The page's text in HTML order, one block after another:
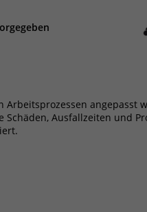
angepasst
Ausfallzeiten und